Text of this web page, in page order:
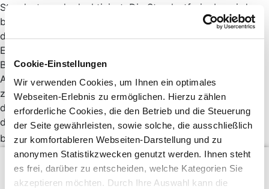
Standort wurde deaktiviert. Die Standortfreigabe wird
benötigt um bessere Ergebnisse in deiner Umgebung
darzustellen.
Einstellungen - Website-Einstellungen - Ort - Unter
Blockiert willkommen.coburg-rennsteig.de suchen -
Anklicken und dann die Schaltfläche "Löschen &
zurücksetzen" antippen. Beim nächsten Laden der Seite
die Frage nach "willkommen.coburg-rennsteig.de möchte
den Standort Deines Geräts nutzen" mit "Zulassen"
bestätigen.
Cookie-Einstellungen
Wir verwenden Cookies, um Ihnen ein optimales
Webseiten-Erlebnis zu ermöglichen. Hierzu zählen
erforderliche Cookies, die den Betrieb und die Steuerung
der Seite gewährleisten, sowie solche, die ausschließlich
zur komfortableren Webseiten-Darstellung und zu
anonymen Statistikzwecken genutzt werden. Ihnen steht
es frei, darüber zu entscheiden, welche Kategorien Sie
akzeptieren möchten. Durch Ihre Auswahl kann die